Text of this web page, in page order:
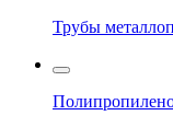
Трубы